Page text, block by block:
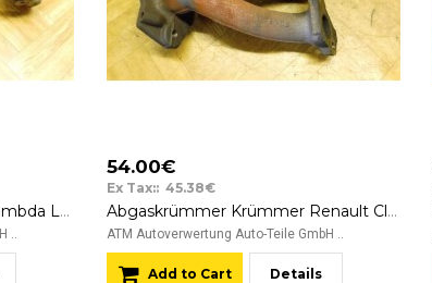
Abgaskrümmer Krümmer Lambda Lambdasonde Renault Clio 3 III
..
54.00€
Ex Tax:: 45.38€
Abgaskrümmer Krümmer Renault Clio 3 III
ATM Autoverwertung Auto-Teile GmbH ..
Add to Cart Details